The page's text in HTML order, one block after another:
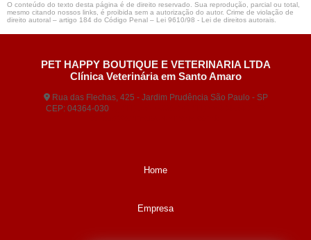
O conteúdo do texto desta página é de direito reservado. Sua reprodução, parcial ou total,
mesmo citando nossos links, é proibida sem a autorização do autor. Crime de violação de
direito autoral – artigo 184 do Código Penal – Lei 9610/98 - Lei de direitos autorais
PET HAPPY BOUTIQUE E VETERINARIA LTDA
Clínica Veterinária em Santo Amaro
Rua das Flechas, 425 - Jardim Prudência São Paulo - SP
CEP: 04364-030
Home
Empresa